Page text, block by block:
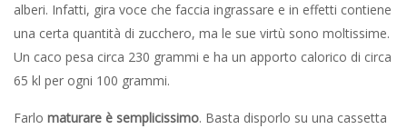
alberi. Infatti, gira voce che faccia ingrassare e in effetti contiene
una certa quantità di zucchero, ma le sue virtù sono moltissime.
Un caco pesa circa 230 grammi e ha un apporto calorico di circa
65 kl per ogni 100 grammi.
Farlo maturare è semplicissimo. Basta disporlo su una cassetta